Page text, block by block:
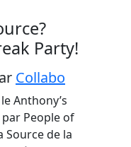
Party!
Collabo
Anthony’s
People of
Source de la